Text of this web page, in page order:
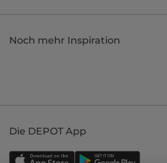
Noch mehr Inspiration
Die DEPOT App